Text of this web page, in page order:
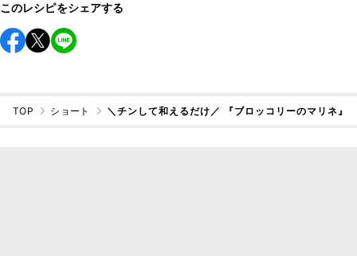
このレシピをシェアする
TOP ショート ＼チンして和えるだけ／ 『ブロッコリーのマリネ』